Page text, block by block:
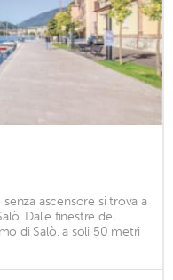
ascensore si trova a
Dalle finestre del
di Salò, a soli 50 metri